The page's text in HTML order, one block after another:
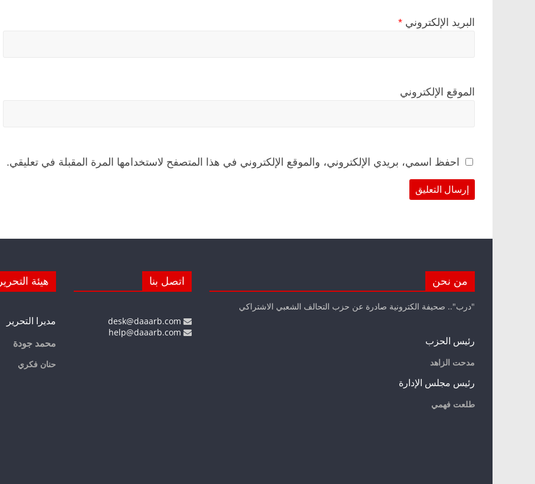
البريد الإلكتروني *
الموقع الإلكتروني
احفظ اسمي، بريدي الإلكتروني، والموقع الإلكتروني في هذا المتصفح لاستخدامها المرة المقبلة في تعليقي.
من نحن
"درب".. صحيفة الكترونية صادرة عن حزب التحالف الشعبي الاشتراكي
رئيس الحزب
مدحت الزاهد
رئيس مجلس الإدارة
طلعت فهمي
اتصل بنا هيئة التحرير
مديرا التحرير
محمد جودة
حنان فكري